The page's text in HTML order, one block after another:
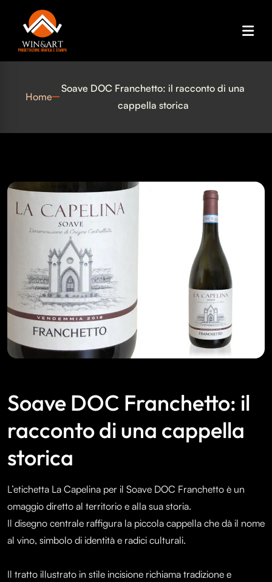
Home
Soave DOC Franchetto: il racconto di una
cappella storica
Soave DOC Franchetto: il
racconto di una cappella
storica
L’etichetta La Capelina per il Soave DOC Franchetto è un
omaggio diretto al territorio e alla sua storia.
Il disegno centrale raffigura la piccola cappella che dà il nome
al vino, simbolo di identità e radici culturali.
Il tratto illustrato in stile incisione richiama tradizione e